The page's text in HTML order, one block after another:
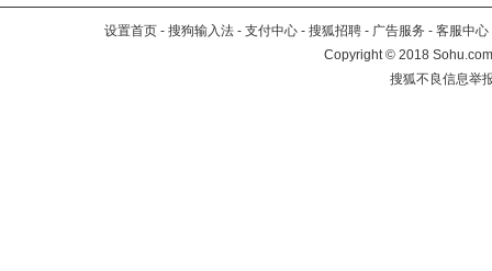
设置首页 - 搜狗输入法 - 支付中心 - 搜狐招聘 - 广告服务 - 客服中心
Copyright©2018
搜狐不良信息举